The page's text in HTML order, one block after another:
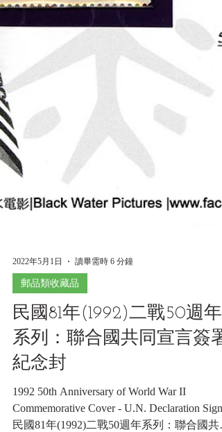
2022年5月1日
郵品類收藏品
民國81年(1992)二戰50週年